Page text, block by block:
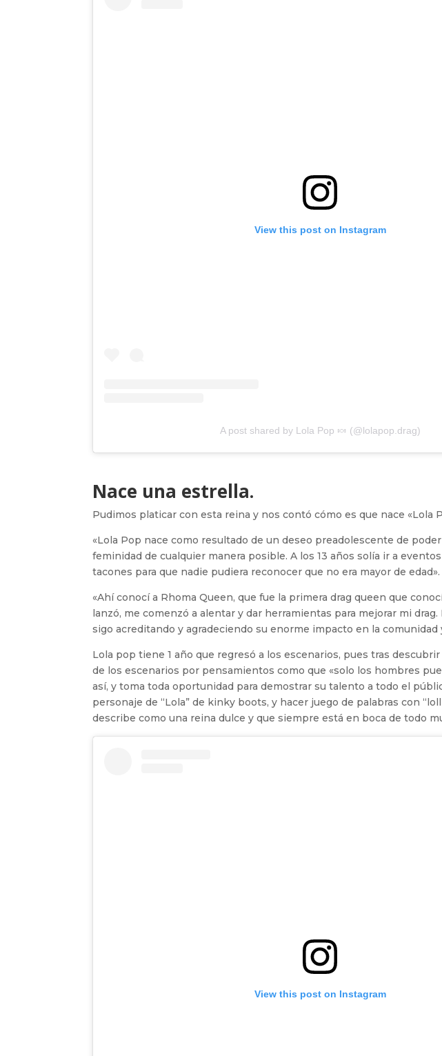
View this post on Instagram
A post shared by Lola Pop 🍬 (@lolapop.drag)
Nace una estrella.
Pudimos platicar con esta reina y nos contó cómo es que nace «Lola
«Lola Pop nace como resultado de un deseo preadolescente de
feminidad de cualquier manera posible. A los 13 años solía ir a
tacones para que nadie pudiera reconocer que no era mayor de edad».
«Ahí conocí a Rhoma Queen, que fue la primera drag queen que
lanzó, me comenzó a alentar y dar herramientas para mejorar mi
sigo acreditando y agradeciendo su enorme impacto en la comunidad
Lola pop tiene 1 año que regresó a los escenarios, pues tras
de los escenarios por pensamientos como que «solo los hombres
así, y toma toda oportunidad para demostrar su talento a todo el
personaje de “Lola” de kinky boots, y hacer juego de palabras con
describe como una reina dulce y que siempre está en boca de todo
View this post on Instagram